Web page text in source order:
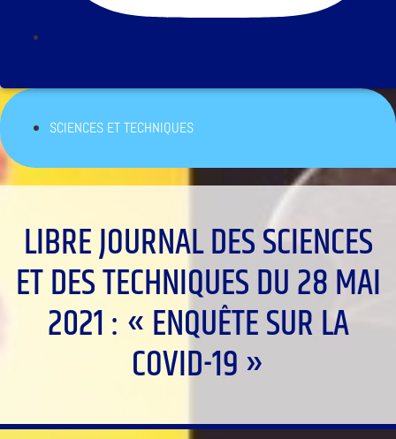
SCIENCES ET TECHNIQUES
LIBRE JOURNAL DES SCIENCES
ET DES TECHNIQUES DU 28 MAI
2021 : « ENQUÊTE SUR LA
COVID-19 »